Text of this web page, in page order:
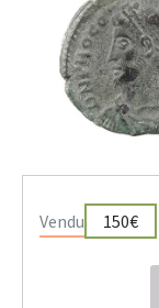
Vendu 150€